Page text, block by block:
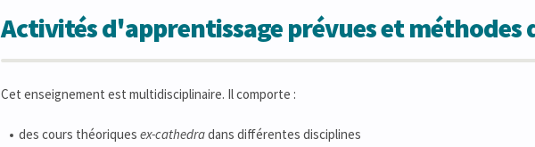
Activités d'apprentissage prévues et méthodes
Cet enseignement est multidisciplinaire. Il comporte :
des cours théoriques ex-cathedradans différentes disciplines